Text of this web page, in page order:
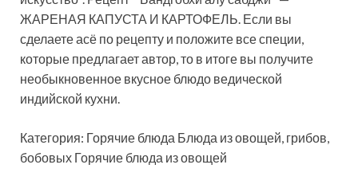
ЖАРЕНАЯ КАПУСТА И КАРТОФЕЛЬ. Если вы
сделаете асё по рецепту и положите все специи,
которые предлагает автор, то в итоге вы получите
необыкновенное вкусное блюдо ведической
индийской кухни.
Категория: Горячие блюда Блюда из овощей, грибов,
бобовых Горячие блюда из овощей